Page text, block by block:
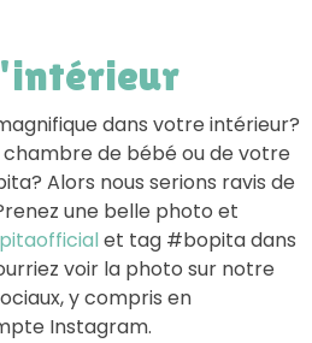
dans votre intérieur?
de bébé ou de votre
Alors nous serions ravis de
une belle photo et
et tag #bopita dans
voir la photo sur notre
y compris en
Instagram.